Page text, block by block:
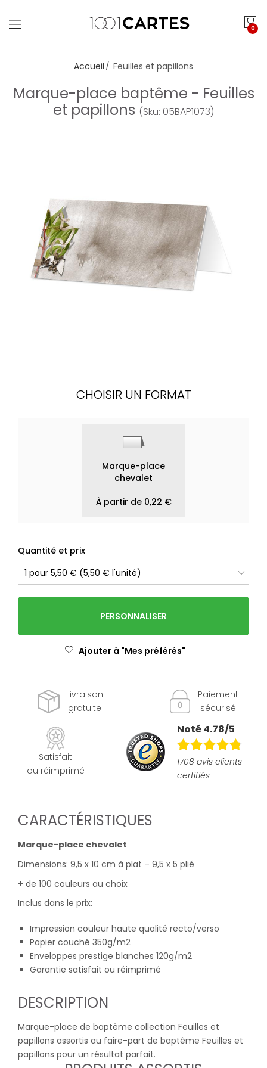
0
Accueil Feuilles et papillons
Marque-place baptême - Feuilles
et papillons (Sku: 05BAP1073)
CHOISIR UN FORMAT
Marque-place
chevalet
À partir de 0,22 €
Quantité et prix
PERSONNALISER
Ajouter à "Mes préférés"
Livraison
gratuite
Paiement
sécurisé
Satisfait
ou réimprimé
Noté 4.78/5
1708 avis clients
certifiés
CARACTÉRISTIQUES
Marque-place chevalet
Dimensions: 9,5 x 10 cm à plat – 9,5 x 5 plié
+ de 100 couleurs au choix
Inclus dans le prix:
Impression couleur haute qualité recto/verso
Papier couché 350g/m2
Enveloppes prestige blanches 120g/m2
Garantie satisfait ou réimprimé
DESCRIPTION
Marque-place de baptême collection Feuilles et
papillons assortis au faire-part de baptême Feuilles et
papillons pour un résultat parfait.